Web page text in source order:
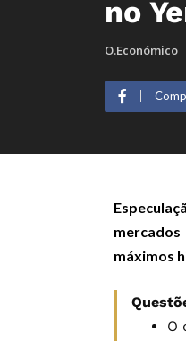
no
O.Económico
máximos
O